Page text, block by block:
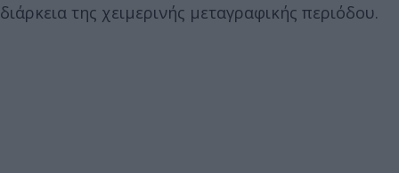
διάρκεια της χειμερινής μεταγραφικής περιόδου.